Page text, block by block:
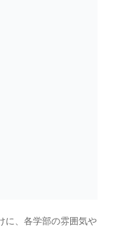
に、各学部の雰囲気や